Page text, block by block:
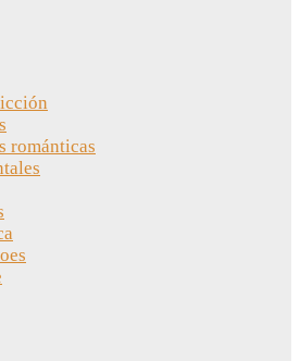
románticas